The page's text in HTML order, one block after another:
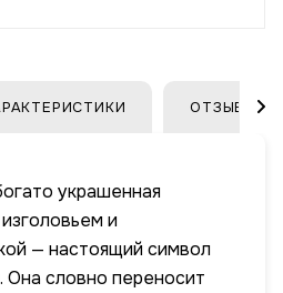
ОТЗЫВЫ
украшенная
и
— настоящий символ
Она словно переносит